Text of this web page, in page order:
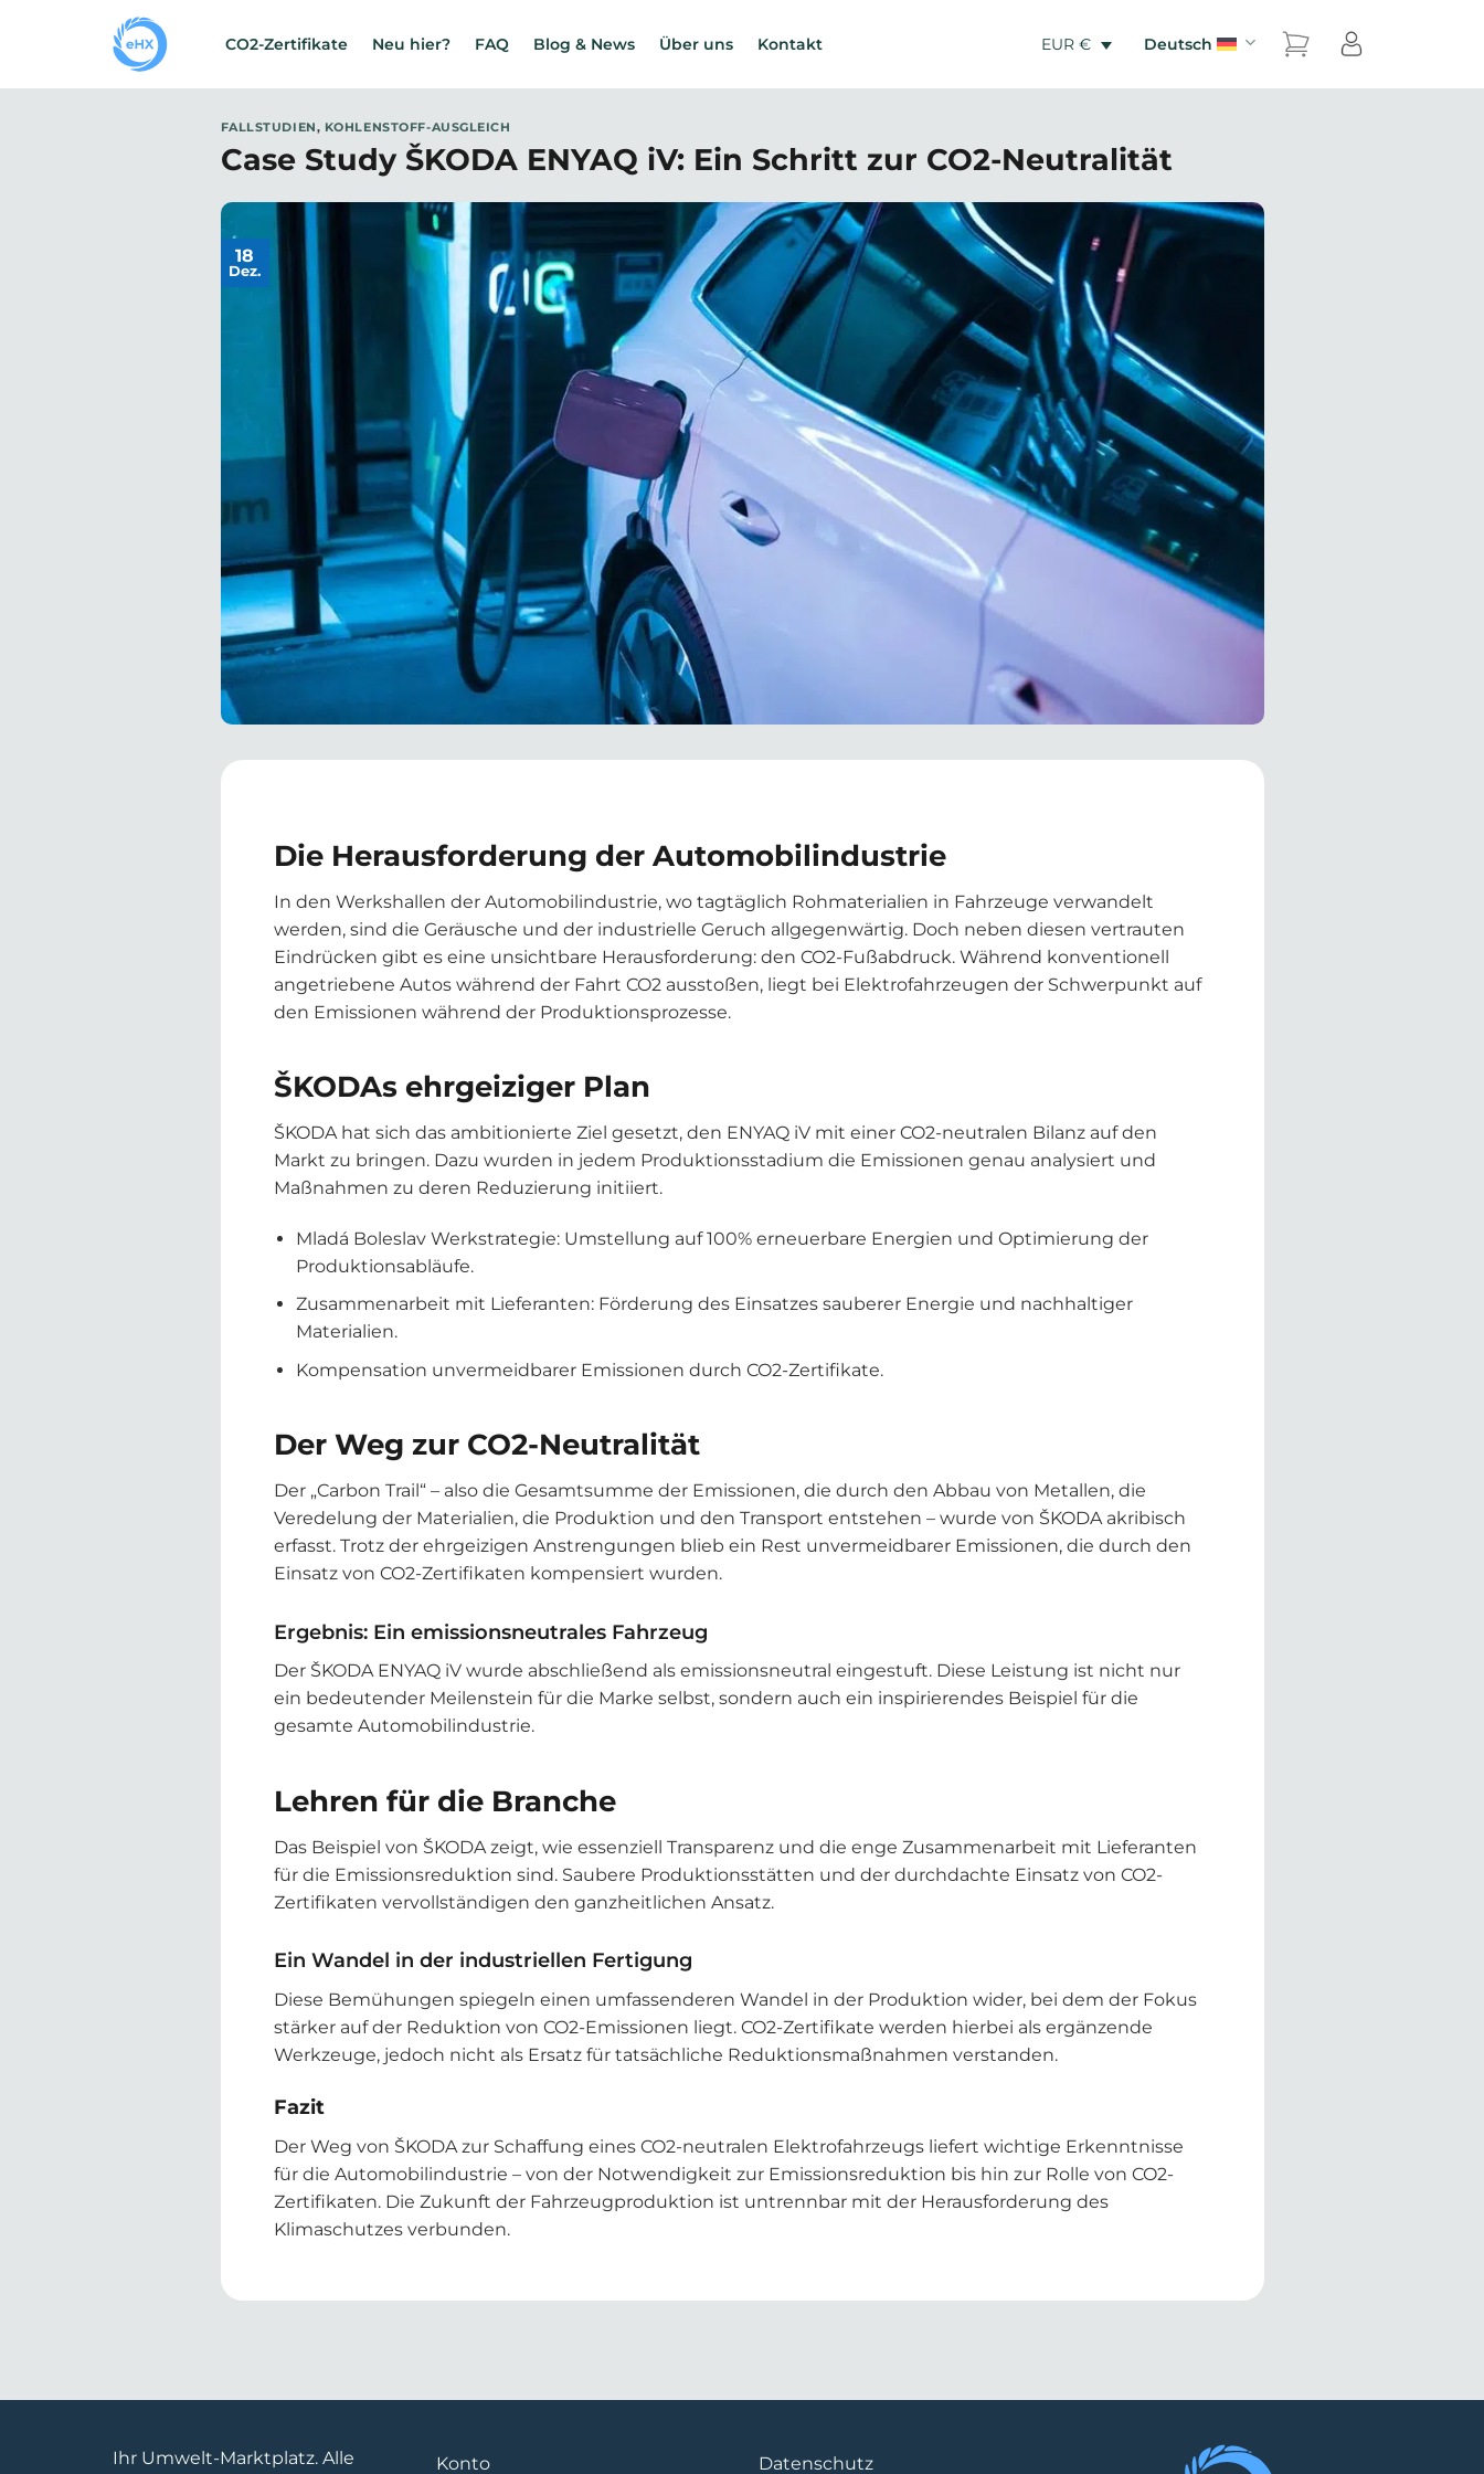
CO2-Zertifikate Neu hier? FAQ Blog & News Über uns Kontakt EUR € Deutsch
FALLSTUDIEN, KOHLENSTOFF-AUSGLEICH
Case Study ŠKODA ENYAQ iV: Ein Schritt zur CO2-Neutralität
18
Dez.
Die Herausforderung der Automobilindustrie
In den Werkshallen der Automobilindustrie, wo tagtäglich Rohmaterialien in Fahrzeuge verwandelt
werden, sind die Geräusche und der industrielle Geruch allgegenwärtig. Doch neben diesen vertrauten
Eindrücken gibt es eine unsichtbare Herausforderung: den CO2-Fußabdruck. Während konventionell
angetriebene Autos während der Fahrt CO2 ausstoßen, liegt bei Elektrofahrzeugen der Schwerpunkt auf
den Emissionen während der Produktionsprozesse.
ŠKODAs ehrgeiziger Plan
ŠKODA hat sich das ambitionierte Ziel gesetzt, den ENYAQ iV mit einer CO2-neutralen Bilanz auf den
Markt zu bringen. Dazu wurden in jedem Produktionsstadium die Emissionen genau analysiert und
Maßnahmen zu deren Reduzierung initiiert.
Mladá Boleslav Werkstrategie: Umstellung auf 100% erneuerbare Energien und Optimierung der
Produktionsabläufe.
Zusammenarbeit mit Lieferanten: Förderung des Einsatzes sauberer Energie und nachhaltiger
Materialien.
Kompensation unvermeidbarer Emissionen durch CO2-Zertifikate.
Der Weg zur CO2-Neutralität
Der „Carbon Trail“ – also die Gesamtsumme der Emissionen, die durch den Abbau von Metallen, die
Veredelung der Materialien, die Produktion und den Transport entstehen – wurde von ŠKODA akribisch
erfasst. Trotz der ehrgeizigen Anstrengungen blieb ein Rest unvermeidbarer Emissionen, die durch den
Einsatz von CO2-Zertifikaten kompensiert wurden.
Ergebnis: Ein emissionsneutrales Fahrzeug
Der ŠKODA ENYAQ iV wurde abschließend als emissionsneutral eingestuft. Diese Leistung ist nicht nur
ein bedeutender Meilenstein für die Marke selbst, sondern auch ein inspirierendes Beispiel für die
gesamte Automobilindustrie.
Lehren für die Branche
Das Beispiel von ŠKODA zeigt, wie essenziell Transparenz und die enge Zusammenarbeit mit Lieferanten
für die Emissionsreduktion sind. Saubere Produktionsstätten und der durchdachte Einsatz von CO2-
Zertifikaten vervollständigen den ganzheitlichen Ansatz.
Ein Wandel in der industriellen Fertigung
Diese Bemühungen spiegeln einen umfassenderen Wandel in der Produktion wider, bei dem der Fokus
stärker auf der Reduktion von CO2-Emissionen liegt. CO2-Zertifikate werden hierbei als ergänzende
Werkzeuge, jedoch nicht als Ersatz für tatsächliche Reduktionsmaßnahmen verstanden.
Fazit
Der Weg von ŠKODA zur Schaffung eines CO2-neutralen Elektrofahrzeugs liefert wichtige Erkenntnisse
für die Automobilindustrie – von der Notwendigkeit zur Emissionsreduktion bis hin zur Rolle von CO2-
Zertifikaten. Die Zukunft der Fahrzeugproduktion ist untrennbar mit der Herausforderung des
Klimaschutzes verbunden.
Ihr Umwelt-Marktplatz. Alle Konto Datenschutz